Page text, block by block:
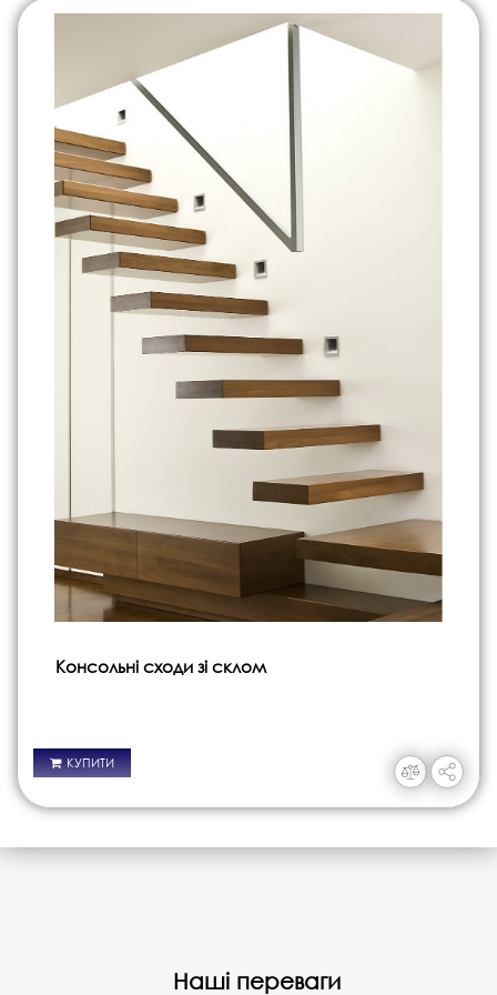
Консольні сходи зі склом
КУПИТИ
Наші переваги